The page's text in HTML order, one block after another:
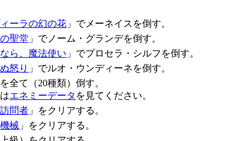
ーラの幻の花 」でメーネイスを倒す。
聖堂 」でノーム・グランデを倒す。
ら、魔法使い 」でプロセラ・シルフを倒す。
怒り 」でルオ・ウンディーネを倒す。
全て（20種類）倒す。
エネミーデータ を見てください。
問者 」をクリアする。
械 」をクリアする。